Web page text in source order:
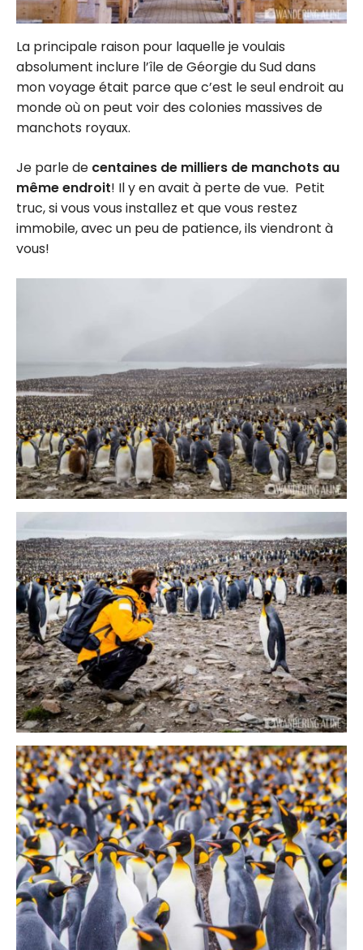
La principale raison pour laquelle je voulais
absolument inclure l’île de Géorgie du Sud dans
mon voyage était parce que c’est le seul endroit au
monde où on peut voir des colonies massives de
manchots royaux.
Je parle de centaines de milliers de manchots au
même endroit! Il y en avait à perte de vue. Petit
truc, si vous vous installez et que vous restez
immobile, avec un peu de patience, ils viendront à
vous!